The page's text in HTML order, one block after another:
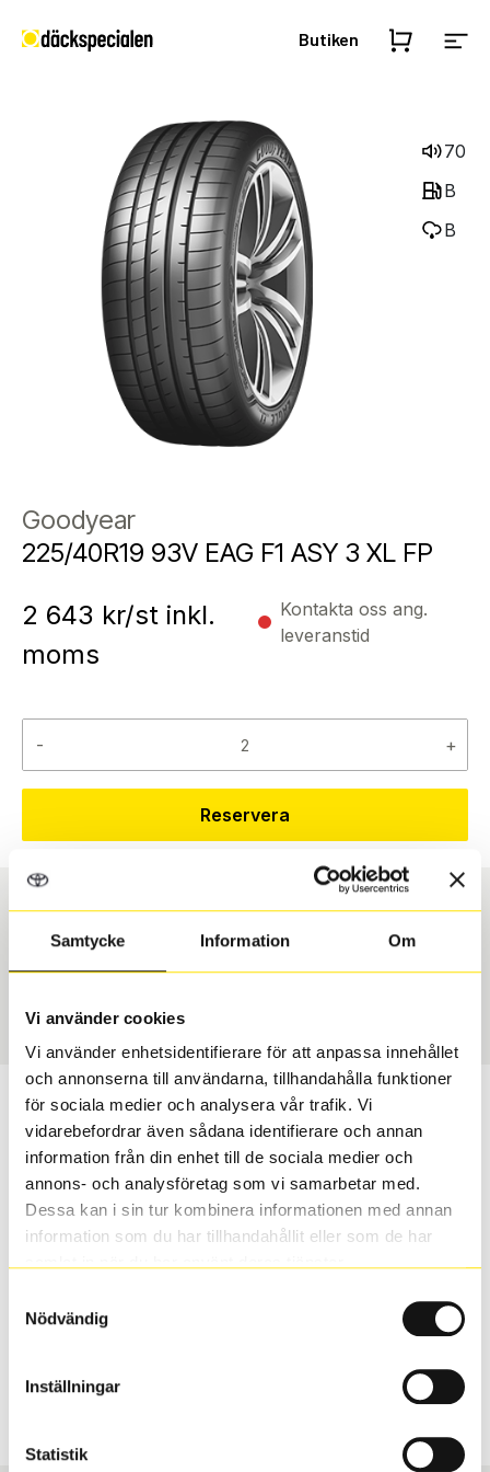
Samtycke Information Om
Vi använder cookies
Vi använder enhetsidentifierare för att anpassa innehållet
och annonserna till användarna, tillhandahålla funktioner
för sociala medier och analysera vår trafik. Vi
vidarebefordrar även sådana identifierare och annan
information från din enhet till de sociala medier och
annons- och analysföretag som vi samarbetar med.
Dessa kan i sin tur kombinera informationen med annan
information som du har tillhandahållit eller som de har
Nödvändig
Inställningar
Statistik
Butiken
70
B
B
Goodyear
225/40R19 93V EAG F1 ASY 3 XL FP
2 643 kr/st inkl.
moms
Kontakta oss ang.
leveranstid
- +
Reservera
Däcktyp Däckstorlek
2487
Passar detta däck min bil?
Ange registreringsnummer för att se om det däck du
valt passar din bilmodell. Om du köper däck som skall
sättas på dina befintliga fälgar, se till att kolla en extra
gång så att däck och fälg har samma dimensioner.
Ibland kan fälgen ha bytts ut under årens lopp och
fabrik.
S Sök